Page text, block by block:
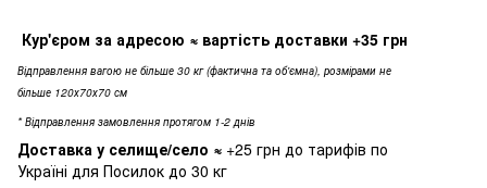
Кур'єром за адресою ≈ вартість доставки +35 грн
Відправлення вагою не більше 30 кг (фактична та об'ємна), розмірами не
більше 120х70х70 см
* Відправлення замовлення протягом 1-2 днів
Доставка у селище/село ≈ +25 грн до тарифів по
Україні для Посилок до 30 кг